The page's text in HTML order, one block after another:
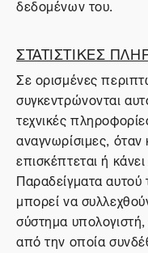
δεδομένων του.
ΣΤΑΤΙΣΤΙΚΕΣ
Σε ορισμένες
συγκεντρώνονται
τεχνικές
αναγνωρίσιμες,
επισκέπτεται ή
Παραδείγματα
μπορεί να
σύστημα
από την οποία